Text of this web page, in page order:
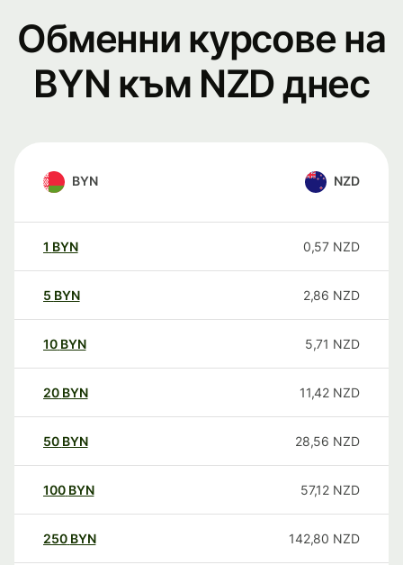
Обменни курсове на
BYN към NZD днес
BYN NZD
1 BYN 0,57 NZD
5 BYN 2,86 NZD
10 BYN 5,71 NZD
20 BYN 11,42 NZD
50 BYN 28,56 NZD
100 BYN 57,12 NZD
250 BYN 142,80 NZD